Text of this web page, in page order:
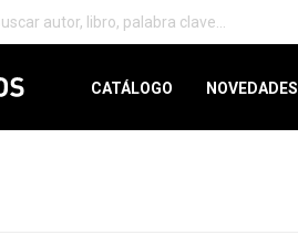
CATÁLOGO NOVEDADES